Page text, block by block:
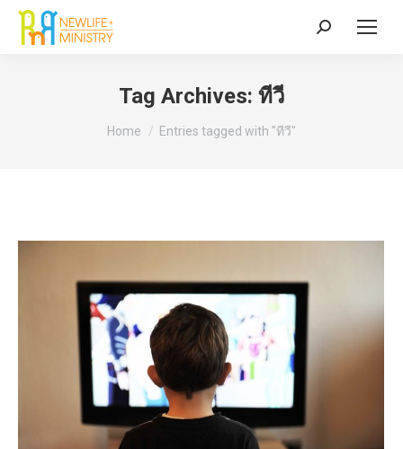
Search:
Tag Archives: ทีวี
You are here:
Home Entries tagged with "ทีวี"